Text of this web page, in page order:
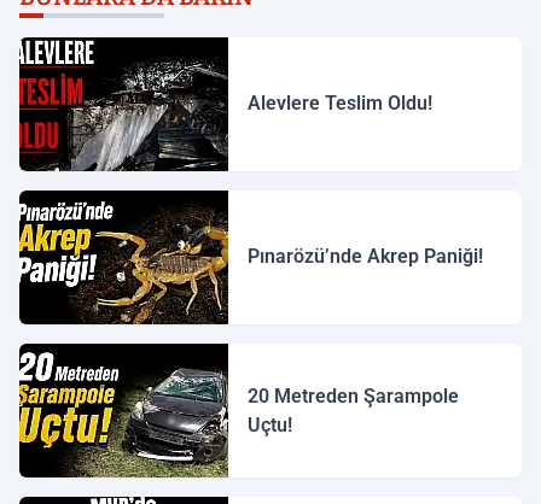
Alevlere Teslim Oldu!
Pınarözü’nde Akrep Paniği!
20 Metreden Şarampole
Uçtu!